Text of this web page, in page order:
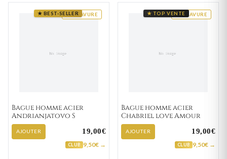
GRAVURE
★ BEST-SELLER
Bague homme acier
Andrianjatovo S
AJOUTER 19,00€
CLUB 9,50€ →
GRAVURE
★ TOP VENTE
Bague homme acier
Chabriel love Amour
AJOUTER 19,00€
CLUB 9,50€ →